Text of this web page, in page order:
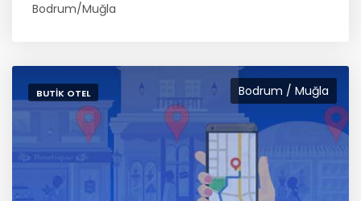
Bodrum/Muğla
Bodrum / Muğla
BUTIK OTEL